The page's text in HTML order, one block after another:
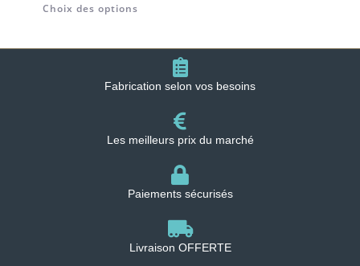
Choix des options
Fabrication selon vos besoins
Les meilleurs prix du marché
Paiements sécurisés
Livraison OFFERTE